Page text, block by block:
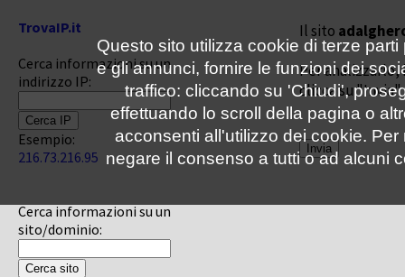
TrovaIP.it
Cerca informazioni su un
indirizzo IP:
Esempio:
216.73.216.95
Cerca informazioni su un
sito/dominio:
Il sito
Per
clicca su "Invia"
Questo sito utilizza cookie di terze
e gli annunci, fornire le funzioni dei
traffico: cliccando su 'Chiudi',
effettuando lo scroll della pagina o
acconsenti all'utilizzo dei cookie.
negare il consenso a tutti o ad alcuni